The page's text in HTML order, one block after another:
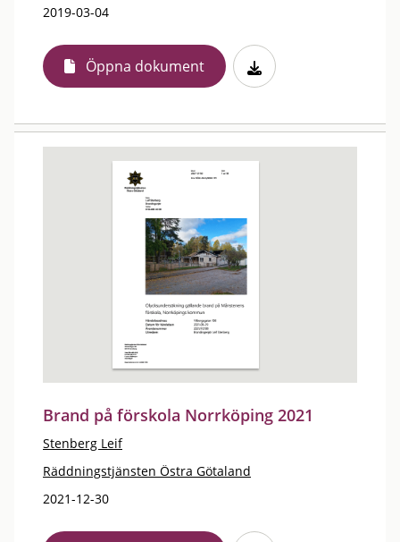
2019-03-04
Öppna dokument
Brand på förskola Norrköping 2021
Stenberg Leif
Räddningstjänsten Östra Götaland
2021-12-30